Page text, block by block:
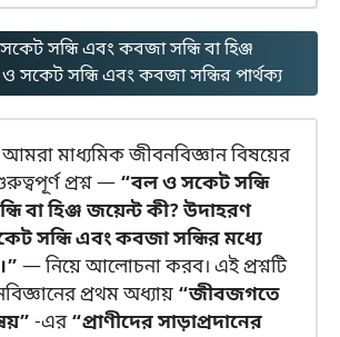
সন্ধি এবং কবজা সন্ধি বা হিঞ্জ
সকেট সন্ধি এবং কবজা সন্ধির পার্থক্য
মাধ্যমিক জীবনবিজ্ঞান বিষয়ের
প্রশ্ন — “বল ও সকেট সন্ধি
বা হিঞ্জ জয়েন্ট কী? উদাহরণ
সন্ধি এবং কবজা সন্ধির মধ্যে
— নিয়ে আলোচনা করব। এই প্রশ্নটি
প্রথম অধ্যায় “জীবজগতে
-এর“প্রাণীদের সাড়াপ্রদানের